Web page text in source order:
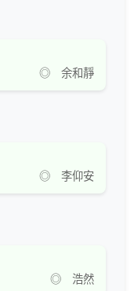
◎ 余和靜
◎ 李仰安
◎ 浩然